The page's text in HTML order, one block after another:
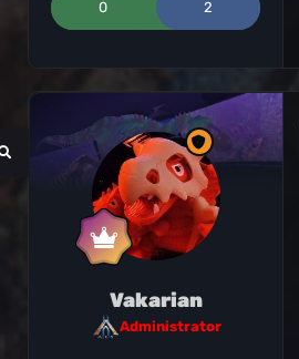
0 2
Vakarian
Administrator